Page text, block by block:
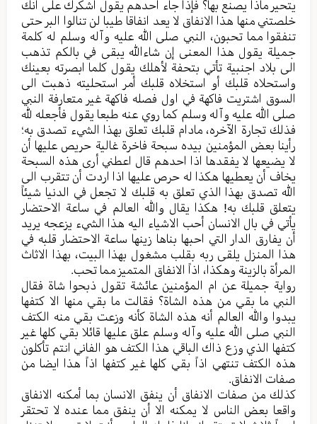
یتحیر ماذا یصنع بها؟ فإذا جاء احدهم یقول اشکرك علی انك
خلصتني منها هذا الانفاق لا یعد انفاقا طیبا لن تنالوا البر حتی
تنفقوا مما تحبون، النبي صلی الله علیه وآله وسلم له کلمة
جمیلة یقول هذا المعنی إن شاءالله یبقی في بالکم تذهب
الی بلاد اجنبیة تأتي بتحفة لأهلك یقول کلما ابصرته بعینك
واستحلاه قلبك أو استخلاه قلبك أمر استحلیته ذهبت الی
السوق اشتریت فاکهة في اول فصله فاکهة غیر متعارفة النبي
صلی الله علیه وآله وسلم کما روي عنه طبعا یقول فأجعله لله
فذلك تجارة الآخره، مادام قلبك تعلق بهذا الشيء تصدق به؛
رأينا بعض المؤمنین بیده سبحة فاخرة غالیة حریص علیها أن
لا یضیعها لا یفقدها اذا احدهم قال اعطني أری هذه السبحة
یخاف أن یعطیها هکذا له حرص علیها اذا اردت أن تتقرب الی
الله تصدق بهذا الذي تعلق به قلبك لا تجعل في الدنیا شیئاً
یتعلق قلبك به! هکذا یقال والله العالم في ساعة الاحتضار
یأتي في بال الانسان أحب الاشیاء الیه هذا الشيء یزعجه یرید
أن یفارق الدار التي احبها بناها زینها ساعة الاحتضار قلبه في
هذا المنزل یلقی ربه بقلب مشغول بهذا البیت، بهذا الاثاث
المرأة بالزینة وهکذا، اذاً الانفاق المتمیز مما تحب‌‌.
روایة جمیلة عن ام المؤمنین عائشة تقول ذبحوا شاة فقال
النبي ما بقي من هذه الشاة؟ فقالت ما بقي منها الا کتفها
یبدوا والله العالم أنه هذه الشاة كأنه وزعت بقي منه الکتف
النبي صلی الله علیه وآله وسلم علق علیها قائلا بقي کلها غیر
کتفها الذي وزع ذاك الباقي هذا الکتف هو الفاني انتم تأکلون
هذه الکتف تنتهي اذاً بقي کلها غیر کتفها اذاً هذا ایضا من
صفات الانفاق.
کذلك من صفات الانفاق أن ینفق الانسان بما أمکنه الانفاق
واقعا بعض الناس لا یمکنه الا أن ینفق مما عنده لا تحتقر